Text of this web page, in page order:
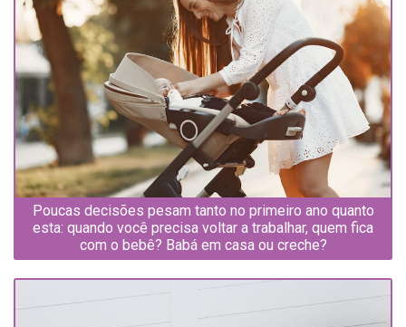
Poucas decisões pesam tanto no primeiro ano quanto
esta: quando você precisa voltar a trabalhar, quem fica
com o bebê? Babá em casa ou creche?